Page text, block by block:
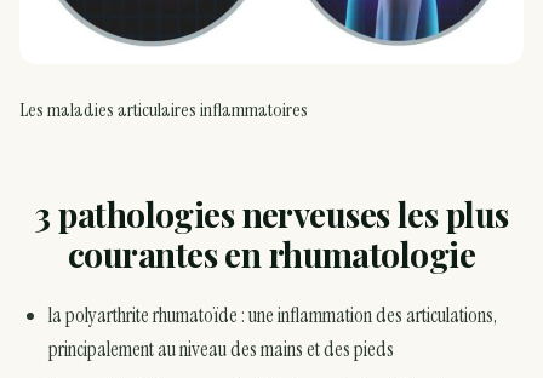
Les maladies articulaires inflammatoires
3 pathologies nerveuses les plus
courantes en rhumatologie
la polyarthrite rhumatoïde : une inflammation des articulations,
principalement au niveau des mains et des pieds